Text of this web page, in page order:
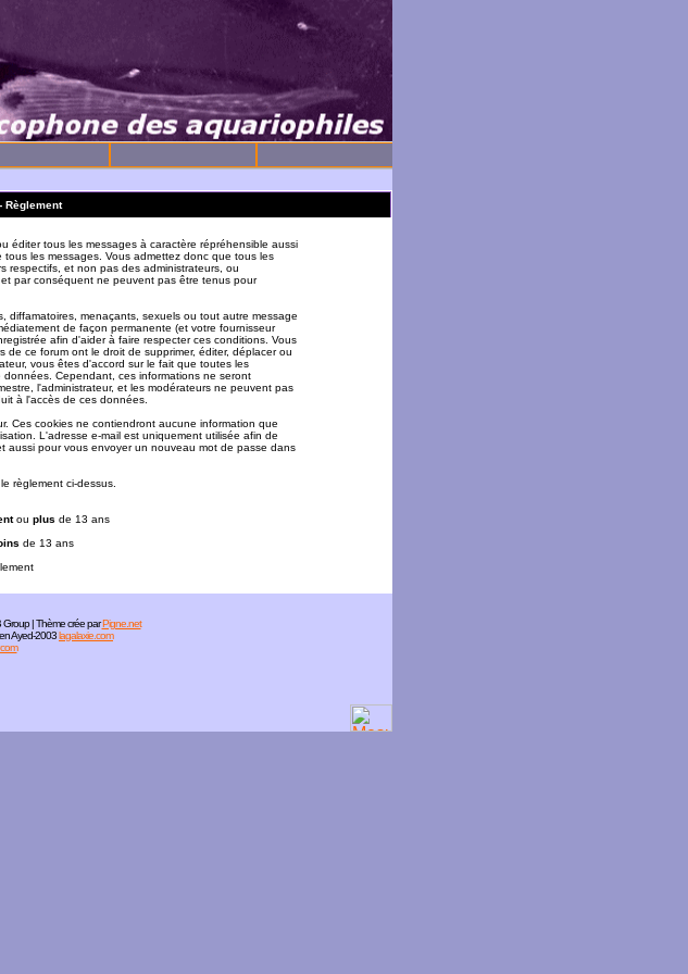
Règlement
éditer tous les messages à caractère répréhensible aussi
les messages. Vous admettez donc que tous les
respectifs, et non pas des administrateurs, ou
par conséquent ne peuvent pas être tenus pour
diffamatoires, menaçants, sexuels ou tout autre message
de façon permanente (et votre fournisseur
afin d'aider à faire respecter ces conditions. Vous
ce forum ont le droit de supprimer, éditer, déplacer ou
vous êtes d'accord sur le fait que toutes les
Cependant, ces informations ne seront
l'administrateur, et les modérateurs ne peuvent pas
à l'accès de ces données.
Ces cookies ne contiendront aucune information que
L'adresse e-mail est uniquement utilisée afin de
aussi pour vous envoyer un nouveau mot de passe dans
règlement ci-dessus.
ou plus de 13 ans
de 13 ans
| Thème crée parPigne.net
Ayed-2003lagalaxie.com